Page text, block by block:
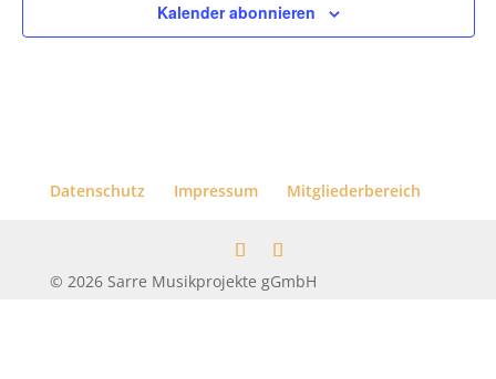
Kalender abonnieren
Datenschutz Impressum Mitgliederbereich
© 2026 Sarre Musikprojekte gGmbH